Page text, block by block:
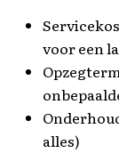
voor een
alles)